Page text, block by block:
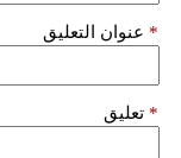
عنوان التعليق *
تعليق *